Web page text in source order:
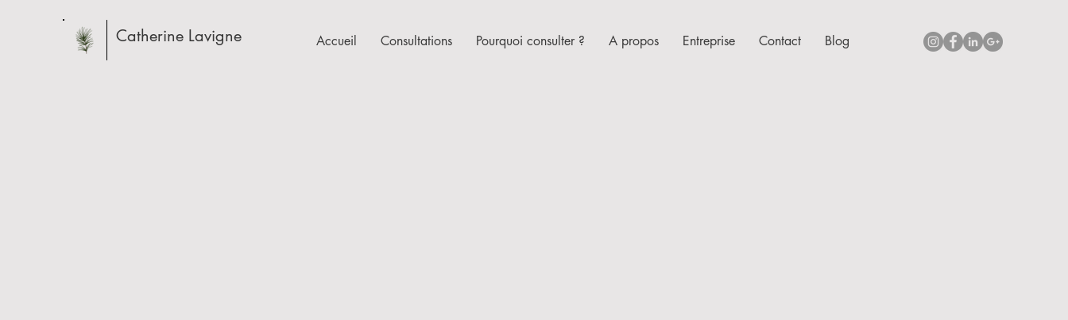
Catherine Lavigne Accueil Consultations Pourquoi consulter ? A propos Entreprise Contact Blog